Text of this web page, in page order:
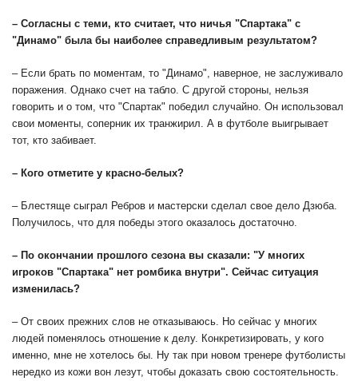
– Согласны с теми, кто считает, что ничья "Спартака" с
"Динамо" была бы наиболее справедливым результатом?
– Если брать по моментам, то "Динамо", наверное, не заслуживало
поражения. Однако счет на табло. С другой стороны, нельзя
говорить и о том, что "Спартак" победил случайно. Он использовал
свои моменты, соперник их транжирил. А в футболе выигрывает
тот, кто забивает.
– Кого отметите у красно-белых?
– Блестяще сыграл Ребров и мастерски сделал свое дело Дзюба.
Получилось, что для победы этого оказалось достаточно.
– По окончании прошлого сезона вы сказали: "У многих
игроков "Спартака" нет ромбика внутри". Сейчас ситуация
изменилась?
– От своих прежних слов не отказываюсь. Но сейчас у многих
людей поменялось отношение к делу. Конкретизировать, у кого
именно, мне не хотелось бы. Ну так при новом тренере футболисты
нередко из кожи вон лезут, чтобы доказать свою состоятельность.